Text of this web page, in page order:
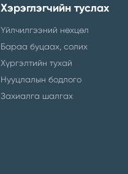
Хэрэглэгчийн туслах
Үйлчилгээний нөхцөл
Бараа буцаах, солих
Хүргэлтийн тухай
Нууцлалын бодлого
Захиалга шалгах